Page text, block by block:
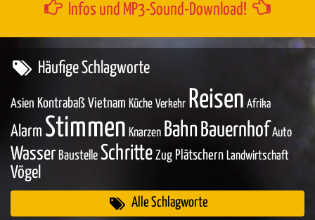
Infos und MP3-Sound-Download!
Häufige Schlagworte
Asien Kontrabaß Vietnam Küche Verkehr Reisen Afrika
Alarm Stimmen Knarzen Bahn Bauernhof Auto
Wasser Baustelle Schritte Zug Plätschern Landwirtschaft
Vögel
Alle Schlagworte